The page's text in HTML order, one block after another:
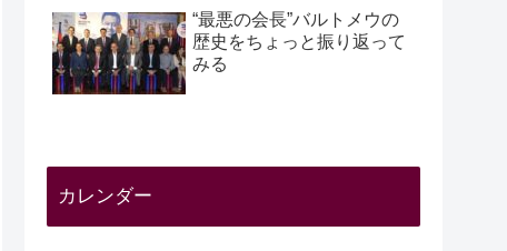
“最悪の会長”バルトメウの
歴史をちょっと振り返って
みる
カレンダー